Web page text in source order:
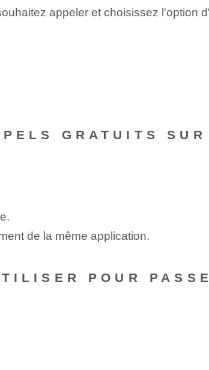
appeler et choisissez l'option
GRATUITS
de la même application.
POUR